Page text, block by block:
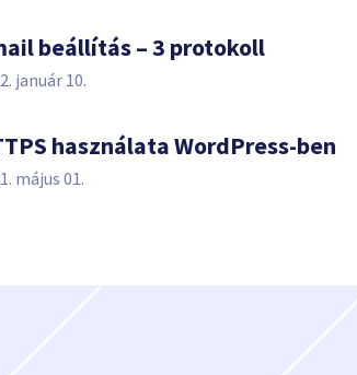
beállítás – 3 protokoll
január 10.
használata WordPress-ben
május 01.